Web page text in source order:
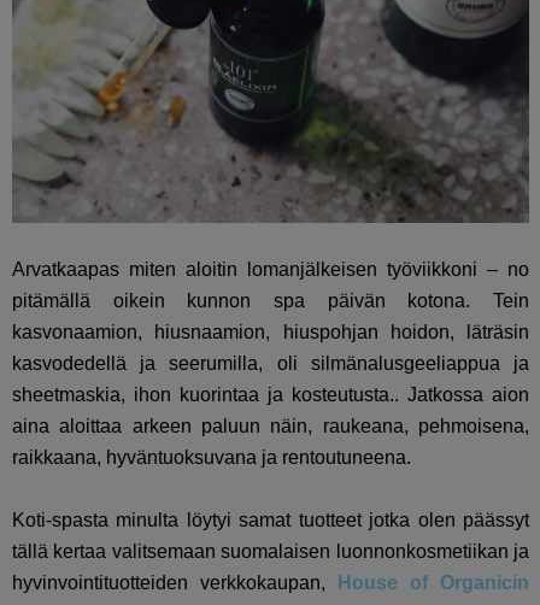
Arvatkaapas miten aloitin lomanjälkeisen työviikkoni – no
pitämällä oikein kunnon spa päivän kotona. Tein
kasvonaamion, hiusnaamion, hiuspohjan hoidon, läträsin
kasvodedellä ja seerumilla, oli silmänalusgeeliappua ja
sheetmaskia, ihon kuorintaa ja kosteutusta.. Jatkossa aion
aina aloittaa arkeen paluun näin, raukeana, pehmoisena,
raikkaana, hyväntuoksuvana ja rentoutuneena.
Koti-spasta minulta löytyi samat tuotteet jotka olen päässyt
tällä kertaa valitsemaan suomalaisen luonnonkosmetiikan ja
hyvinvointituotteiden verkkokaupan,
House of Organicin